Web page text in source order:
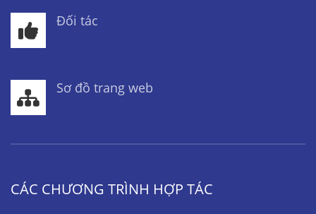
Đối tác
Sơ đồ trang web
CÁC CHƯƠNG TRÌNH HỢP TÁC